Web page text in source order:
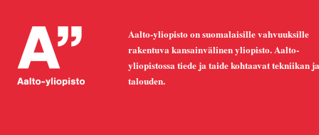
Aalto-yliopisto on suomalaisille vahvuuksille
rakentuva kansainvälinen yliopisto. Aalto-
yliopistossa tiede ja taide kohtaavat tekniikan ja
talouden.